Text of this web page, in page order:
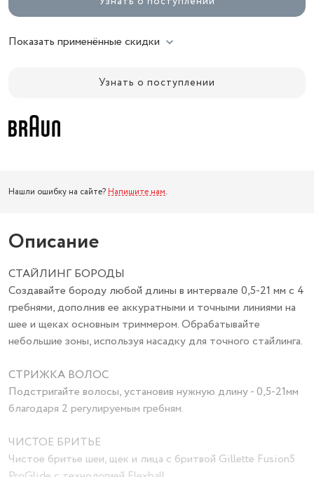
Показать применённые скидки
Узнать о поступлении
Нашли ошибку на сайте? Напишите нам.
Описание
СТАЙЛИНГ БОРОДЫ
Создавайте бороду любой длины в интервале 0,5-21 мм с 4
гребнями, дополнив ее аккуратными и точными линиями на
шее и щеках основным триммером. Обрабатывайте
небольшие зоны, используя насадку для точного стайлинга.
СТРИЖКА ВОЛОС
Подстригайте волосы, установив нужную длину - 0,5-21мм
благодаря 2 регулируемым гребням.
ЧИСТОЕ БРИТЬЕ
Чистое бритье шеи, щек и лица с бритвой Gillette Fusion5